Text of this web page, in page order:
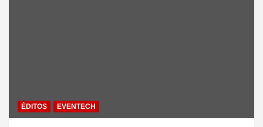
ÉDITOS EVENTECH